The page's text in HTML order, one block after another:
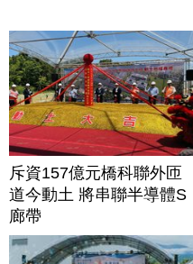
斥資157億元橋科聯外匝
道今動土 將串聯半導體S
廊帶